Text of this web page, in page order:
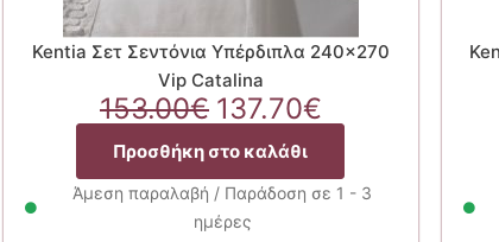
Kentia Σετ Σεντόνια Υπέρδιπλα 240×270
Vip Catalina
153.00€ Original
price
was:
153.00€.
137.70€Η
τρέχουσα
είναι:
Προσθήκη στο καλάθι
Άμεση παραλαβή / Παράδοση σε 1 - 3
ημέρες